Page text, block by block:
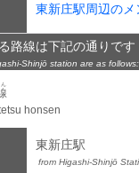
東新庄駅周辺の
路線は下記の通りです
Shinjō station are as follows:
honsen
東新庄駅
from Higashi-Shinjō